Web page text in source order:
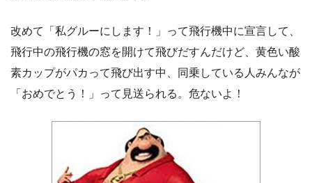
改めて「私グルーにします！」って飛行機中に宣言して、
飛行中の飛行機の窓を開けて飛びだすんだけど、黄色い酸
素カップがパカって飛び出す中、同乗している人みんなが
「おめでとう！」って見送られる。危ないよ！